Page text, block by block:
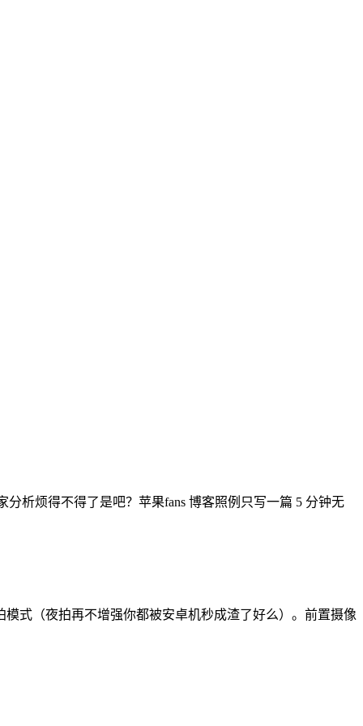
分析烦得不得了是吧？苹果fans 博客照例只写一篇 5 分钟无
模式（夜拍再不增强你都被安卓机秒成渣了好么）。前置摄像